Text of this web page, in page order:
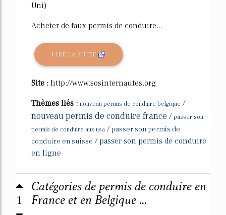
Uni)
Acheter de faux permis de conduire...
LIRE LA SUITE
Site : http://www.sosinternautes.org
Thèmes liés : nouveau permis de conduire belgique /
nouveau permis de conduire france / passer son
permis de conduire aux usa / passer son permis de
conduire en suisse /passer son permis de conduire
en ligne
1
Catégories de permis de conduire en
France et en Belgique ...